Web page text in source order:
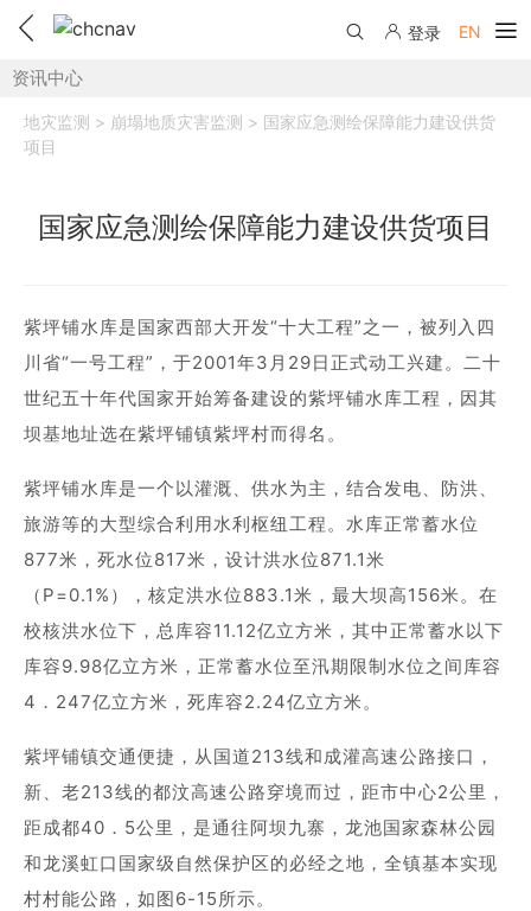
产品中心
解决方案
服务支持
线上自助寄修
售后服务政策
帮助中心
测绘产品
三维智能
海洋测绘
国内分支机构
国内授权经销
活动专区
了解华测
关于华测
投资者关系
登录 EN
资讯中心
地灾监测 > 崩塌地质灾害监测 > 国家应急测绘保障能力建设供货
项目
国家应急测绘保障能力建设供货项目
紫坪铺水库是国家西部大开发“十大工程”之一，被列入四
川省“一号工程”，于2001年3月29日正式动工兴建。二十
世纪五十年代国家开始筹备建设的紫坪铺水库工程，因其
坝基地址选在紫坪铺镇紫坪村而得名。
紫坪铺水库是一个以灌溉、供水为主，结合发电、防洪、
旅游等的大型综合利用水利枢纽工程。水库正常蓄水位
877米，死水位817米，设计洪水位871.1米
（P=0.1%），核定洪水位883.1米，最大坝高156米。在
校核洪水位下，总库容11.12亿立方米，其中正常蓄水以下
库容9.98亿立方米，正常蓄水位至汛期限制水位之间库容
4．247亿立方米，死库容2.24亿立方米。
紫坪铺镇交通便捷，从国道213线和成灌高速公路接口，
新、老213线的都汶高速公路穿境而过，距市中心2公里，
距成都40．5公里，是通往阿坝九寨，龙池国家森林公园
和龙溪虹口国家级自然保护区的必经之地，全镇基本实现
村村能公路，如图6-15所示。